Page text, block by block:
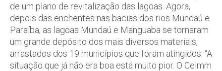
de um plano de revitalização das lagoas. Agora,
depois das enchentes nas bacias dos rios Mundaú e
Paraíba, as lagoas Mundaú e Manguaba se tornaram
um grande depósito dos mais diversos materiais,
arrastados dos 19 municípios que foram atingidos. “A
situação que já não era boa está muito pior. O Celmm